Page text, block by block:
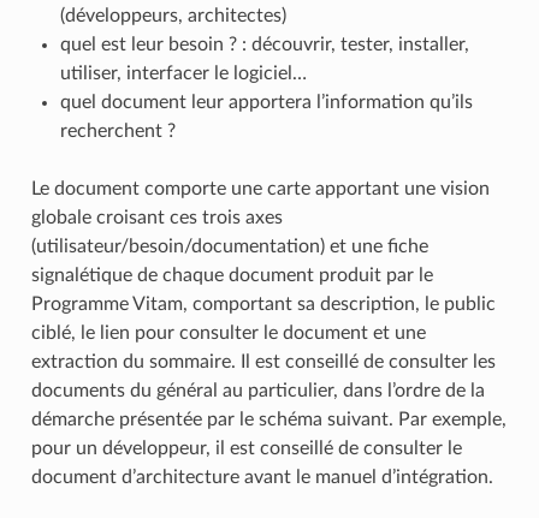
(développeurs, architectes)
quel est leur besoin ? : découvrir, tester, installer,
utiliser, interfacer le logiciel…
quel document leur apportera l’information qu’ils
recherchent ?
Le document comporte une carte apportant une vision
globale croisant ces trois axes
(utilisateur/besoin/documentation) et une fiche
signalétique de chaque document produit par le
Programme Vitam, comportant sa description, le public
ciblé, le lien pour consulter le document et une
extraction du sommaire. Il est conseillé de consulter les
documents du général au particulier, dans l’ordre de la
démarche présentée par le schéma suivant. Par exemple,
pour un développeur, il est conseillé de consulter le
document d’architecture avant le manuel d’intégration.